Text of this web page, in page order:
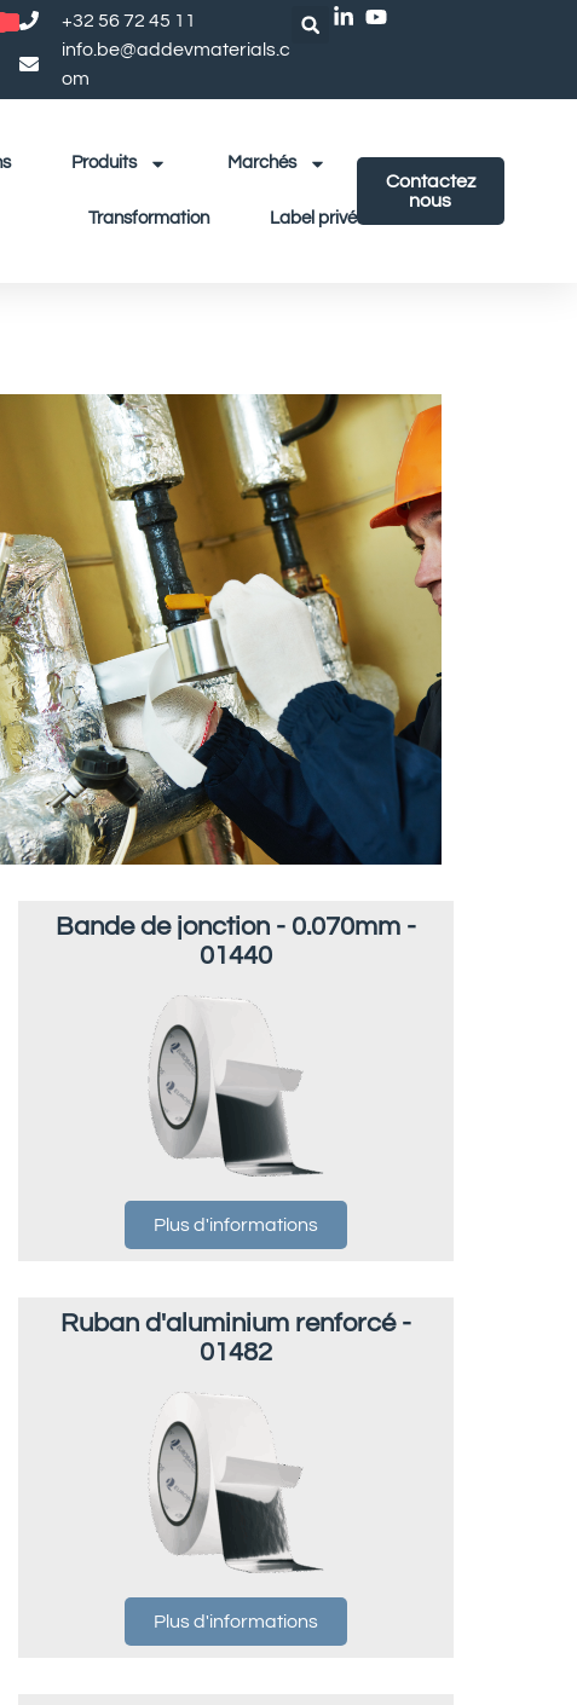
+32 56 72 45 11
info.be@addevmaterials.c
om
Produits Marchés
Transformation Label privé
Contactez
nous
Bande de jonction - 0.070mm -
01440
Plus d'informations
Ruban d'aluminium renforcé -
01482
Plus d'informations